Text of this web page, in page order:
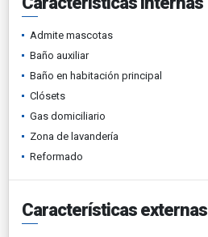
Admite mascotas
Baño auxiliar
Baño en habitación principal
Clósets
Gas domiciliario
Zona de lavandería
Reformado
Características externas